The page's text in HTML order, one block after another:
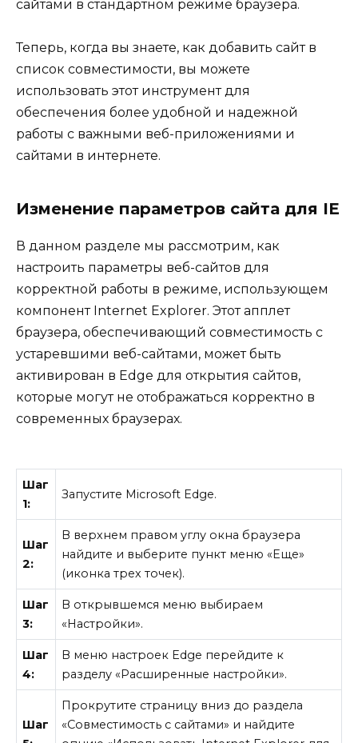
сайтами в стандартном режиме браузера.
Теперь, когда вы знаете, как добавить сайт в
список совместимости, вы можете
использовать этот инструмент для
обеспечения более удобной и надежной
работы с важными веб-приложениями и
сайтами в интернете.
Изменение параметров сайта для IE
В данном разделе мы рассмотрим, как
настроить параметры веб-сайтов для
корректной работы в режиме, использующем
компонент Internet Explorer. Этот апплет
браузера, обеспечивающий совместимость с
устаревшими веб-сайтами, может быть
активирован в Edge для открытия сайтов,
которые могут не отображаться корректно в
современных браузерах.
Шаг
1:
Запустите Microsoft Edge.
Шаг
2:
В верхнем правом углу окна браузера
найдите и выберите пункт меню «Еще»
(иконка трех точек).
Шаг
3:
В открывшемся меню выбираем
«Настройки».
Шаг
4:
В меню настроек Edge перейдите к
разделу «Расширенные настройки».
Шаг
Прокрутите страницу вниз до раздела
«Совместимость с сайтами» и найдите